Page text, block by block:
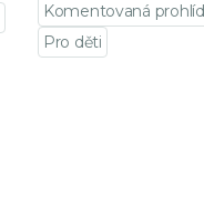
Komentovaná
Pro děti